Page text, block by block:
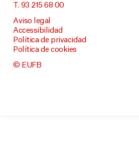
T. 93 215 68 00
Aviso legal
Accessibilidad
Política de privacidad
Política de cookies
© EUFB